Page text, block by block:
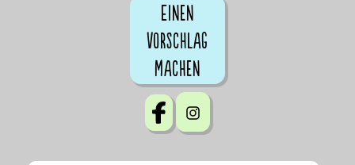
Einen
Vorschlag
machen